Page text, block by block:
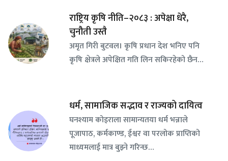
राष्ट्रिय कृषि नीति–२०८३ : अपेक्षा धेरै,
चुनौती उस्तै
अमृत गिरी बुटवल। कृषि प्रधान देश भनिए पनि
कृषि क्षेत्रले अपेक्षित गति लिन सकिरहेको छैन…
धर्म, सामाजिक सद्भाव र राज्यको दायित्व
घनश्याम कोइराला सामान्यतया धर्म भन्नाले
पूजापाठ, कर्मकाण्ड, ईश्वर वा परलोक प्राप्तिको
माध्यमलाई मात्र बुझ्ने गरिन्छ…